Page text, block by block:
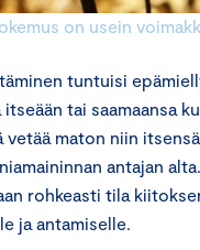
on usein
tuntuisi
tai saamaansa
vetää maton niin
antajan
rohkeasti tila
ja antamiselle.